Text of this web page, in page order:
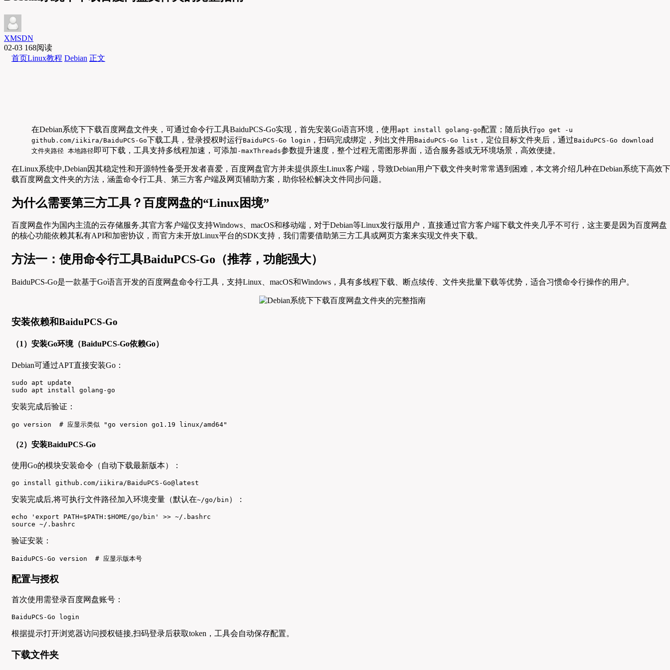
XMSDN
02-03 168阅读
首页Linux教程 Debian 正文
在Debian系统下下载百度网盘文件夹，可通过命令行工具BaiduPCS-Go实现，首先安装Go语言环境，使用 apt install golang-go配置；随后执行go get -u
github.com/iikira/BaiduPCS-Go下载工具，登录授权时运行BaiduPCS-Go login ，扫码完成绑定，列出文件用 BaiduPCS-Go list ，定位目标文件夹后，通过BaiduPCS-Go download
文件夹路径 本地路径 即可下载，工具支持多线程加速，可添加 -maxThreads参数提升速度，整个过程无需图形界面，适合服务器或无环境场景，高效便捷。
在Linux系统中,Debian因其稳定性和开源特性备受开发者喜爱，百度网盘官方并未提供原生Linux客户端，导致Debian用户下载文件夹时常常遇到困难，本文将介绍几种在Debian系统下高效下
载百度网盘文件夹的方法，涵盖命令行工具、第三方客户端及网页辅助方案，助你轻松解决文件同步问题。
为什么需要第三方工具？百度网盘的“Linux困境”
百度网盘作为国内主流的云存储服务,其官方客户端仅支持Windows、macOS和移动端，对于Debian等Linux发行版用户，直接通过官方客户端下载文件夹几乎不可行，这主要是因为百度网盘
的核心功能依赖其私有API和加密协议，而官方未开放Linux平台的SDK支持，我们需要借助第三方工具或网页方案来实现文件夹下载。
方法一：使用命令行工具BaiduPCS-Go（推荐，功能强大）
BaiduPCS-Go是一款基于Go语言开发的百度网盘命令行工具，支持Linux、macOS和Windows，具有多线程下载、断点续传、文件夹批量下载等优势，适合习惯命令行操作的用户。
安装依赖和BaiduPCS-Go
（1）安装Go环境（BaiduPCS-Go依赖Go）
Debian可通过APT直接安装Go：
sudo apt update
sudo apt install golang-go
安装完成后验证：
go version  # 应显示类似 "go version go1.19 linux/amd64"
（2）安装BaiduPCS-Go
使用Go的模块安装命令（自动下载最新版本）：
go install github.com/iikira/BaiduPCS-Go@latest
安装完成后,将可执行文件路径加入环境变量（默认在~/go/bin ）：
echo 'export PATH=$PATH:$HOME/go/bin' >> ~/.bashrc
source ~/.bashrc
验证安装：
BaiduPCS-Go version  # 应显示版本号
配置与授权
首次使用需登录百度网盘账号：
BaiduPCS-Go login
根据提示打开浏览器访问授权链接,扫码登录后获取token，工具会自动保存配置。
下载文件夹